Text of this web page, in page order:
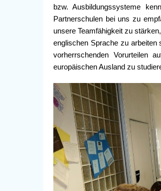
bzw. Ausbildungssysteme
Partnerschulen bei uns zu
unsere Teamfähigkeit zu
englischen Sprache zu
vorherrschenden Vorurteilen
europäischen Ausland zu